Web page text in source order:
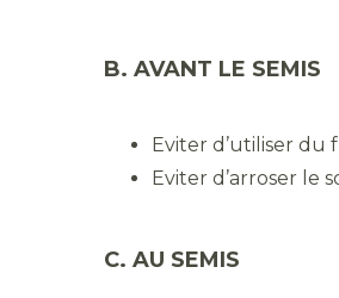
B. AVANT LE SEMIS
Eviter d’utiliser du
Eviter d’arroser le
C. AU SEMIS